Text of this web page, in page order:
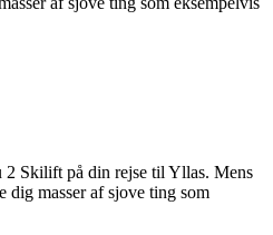
Skilift på din rejse til Yllas. Mens
dig masser af sjove ting som